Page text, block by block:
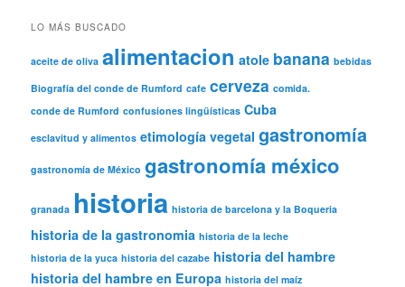
LO MÁS BUSCADO
aceite de oliva alimentacion atole banana bebidas
Biografía del conde de Rumford cafe cerveza comida.
conde de Rumford confusiones lingüísticas Cuba
esclavitud y alimentos etimología vegetal gastronomía
gastronomía de México gastronomía méxico
granada historia historia de barcelona y la Boqueria
historia de la gastronomia historia de la leche
historia de la yuca historia del cazabe historia del hambre
historia del hambre en Europa historia del maíz